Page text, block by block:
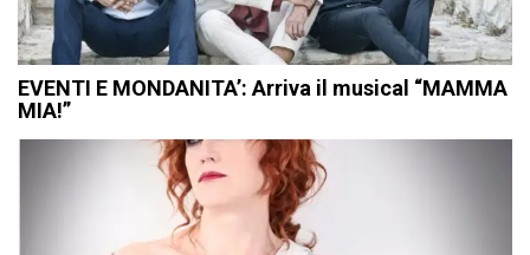
EVENTI E MONDANITA’: Arriva il musical “MAMMA
MIA!”